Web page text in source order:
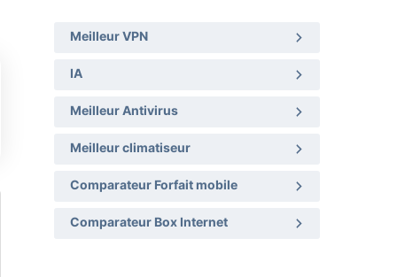
Meilleur VPN
IA
Meilleur Antivirus
Meilleur climatiseur
Comparateur Forfait mobile
Comparateur Box Internet